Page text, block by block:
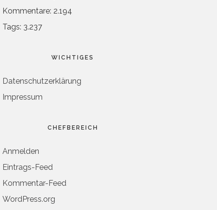
Kommentare: 2.194
Tags: 3.237
WICHTIGES
Datenschutzerklärung
Impressum
CHEFBEREICH
Anmelden
Eintrags-Feed
Kommentar-Feed
WordPress.org